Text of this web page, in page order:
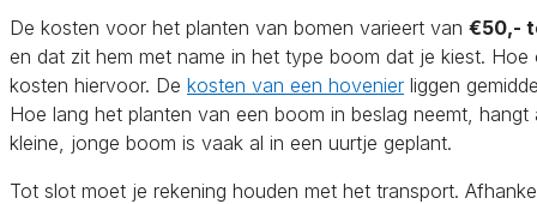
De kosten voor het planten van bomen varieert van €50,-
en dat zit hem met name in het type boom dat je kiest.
kosten hiervoor. De kosten van een hovenier liggen
Hoe lang het planten van een boom in beslag neemt,
kleine, jonge boom is vaak al in een uurtje geplant.
Tot slot moet je rekening houden met het transport.